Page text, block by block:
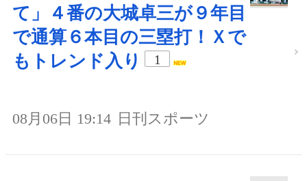
て」４番の大城卓三が９年目
で通算６本目の三塁打！Ｘで
もトレンド入り
1
08月06日 19:14 日刊スポーツ